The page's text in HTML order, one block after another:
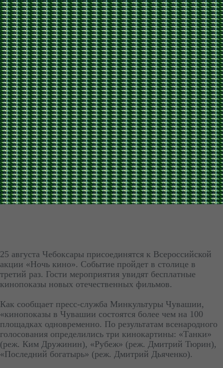
25 августа Чебоксары присоединятся к Всероссийской
акции «Ночь кино». Событие пройдет в столице в
третий раз. Гости мероприятия увидят бесплатные
кинопоказы новых отечественных фильмов.
Как сообщает пресс-служба Минкультуры Чувашии,
«кинопоказы в Чувашии состоятся более чем на 100
площадках одновременно. По результатам всенародного
голосования определились три кинокартины: «Танки»
(реж. Ким Дружинин), «Рубеж» (реж. Дмитрий Тюрин),
«Последний богатырь» (реж. Дмитрий Дьяченко).